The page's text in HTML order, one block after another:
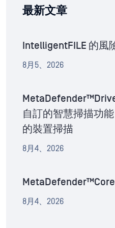
最新文章
IntelligentFILE 的風
8月5、2026
自訂的智慧掃描功
的裝置掃描
8月4、2026
8月4、2026